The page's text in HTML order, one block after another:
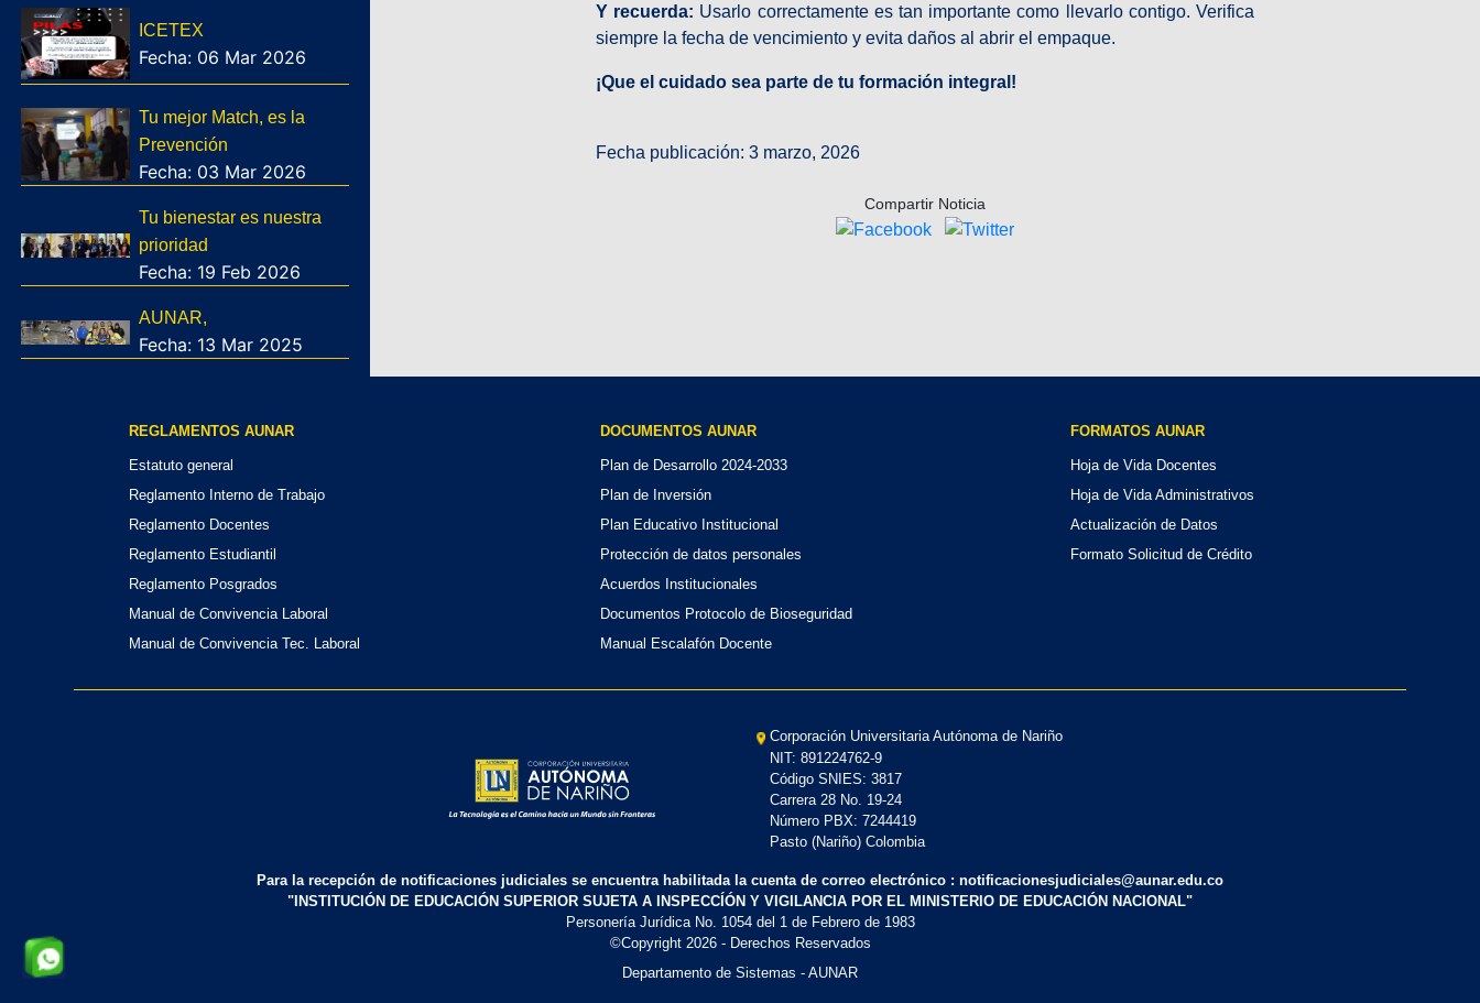
Y recuerda: Usarlo correctamente es tan importante como llevarlo contigo. Verifica
siempre la fecha de vencimiento y evita daños al abrir el empaque.
¡Que el cuidado sea parte de tu formación integral!
Fecha publicación: 3 marzo, 2026
Compartir Noticia
ICETEX
Fecha: 06 Mar 2026
Tu mejor Match, es la
Prevención
Fecha: 03 Mar 2026
Tu bienestar es nuestra
prioridad
Fecha: 19 Feb 2026
AUNAR,
Fecha: 13 Mar 2025
REGLAMENTOS AUNAR
Estatuto general
Reglamento Interno de Trabajo
Reglamento Docentes
Reglamento Estudiantil
Reglamento Posgrados
Manual de Convivencia Laboral
Manual de Convivencia Tec. Laboral
DOCUMENTOS AUNAR
Plan de Desarrollo 2024-2033
Plan de Inversión
Plan Educativo Institucional
Protección de datos personales
Acuerdos Institucionales
Documentos Protocolo de Bioseguridad
Manual Escalafón Docente
FORMATOS AUNAR
Hoja de Vida Docentes
Hoja de Vida Administrativos
Actualización de Datos
Formato Solicitud de Crédito
Corporación Universitaria Autónoma de Nariño
NIT: 891224762-9
Código SNIES: 3817
Carrera 28 No. 19-24
Número PBX: 7244419
Pasto (Nariño) Colombia
Para la recepción de notificaciones judiciales se encuentra habilitada la cuenta de correo electrónico : notificacionesjudiciales@aunar.edu.co
"INSTITUCIÓN DE EDUCACIÓN SUPERIOR SUJETA A INSPECCÍÓN Y VIGILANCIA POR EL MINISTERIO DE EDUCACIÓN NACIONAL"
Personería Jurídica No. 1054 del 1 de Febrero de 1983
©Copyright 2026- Derechos Reservados
Departamento de Sistemas - AUNAR